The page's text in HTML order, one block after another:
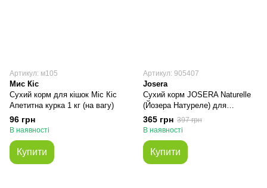
Артикул: м105
Мис Кіс
Сухий корм для кішок Міс Кіс
Апетитна курка 1 кг (на вагу)
96 грн
В наявності
Купити
Артикул: 905407
Josera
Сухий корм JOSERA Naturelle
(Йозера Натуреле) для
стерилізорованих котів 1 кг (на
вагу)
365 грн 397 грн
В наявності
Купити